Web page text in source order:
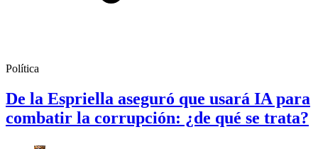
Política
De la Espriella aseguró que usará IA para
combatir la corrupción: ¿de qué se trata?